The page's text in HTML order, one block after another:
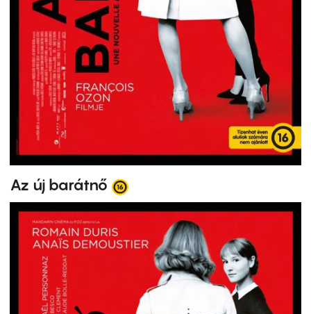
Az új barátnő